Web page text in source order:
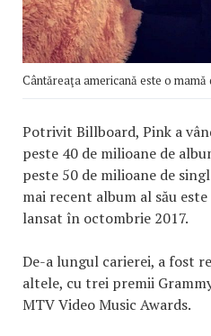
Cântăreaţa americană este o mamă
Potrivit Billboard, Pink a
peste 40 de milioane de
peste 50 de milioane de
mai recent album al său
lansat în octombrie 2017.
De-a lungul carierei, a fost
altele, cu trei premii
MTV Video Music Awards.